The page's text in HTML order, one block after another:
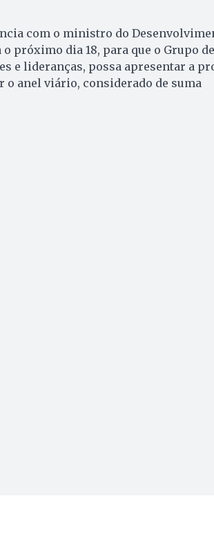
com o ministro do
próximo dia 18, para que o Grupo de
e lideranças, possa apresentar a
o anel viário, considerado de suma